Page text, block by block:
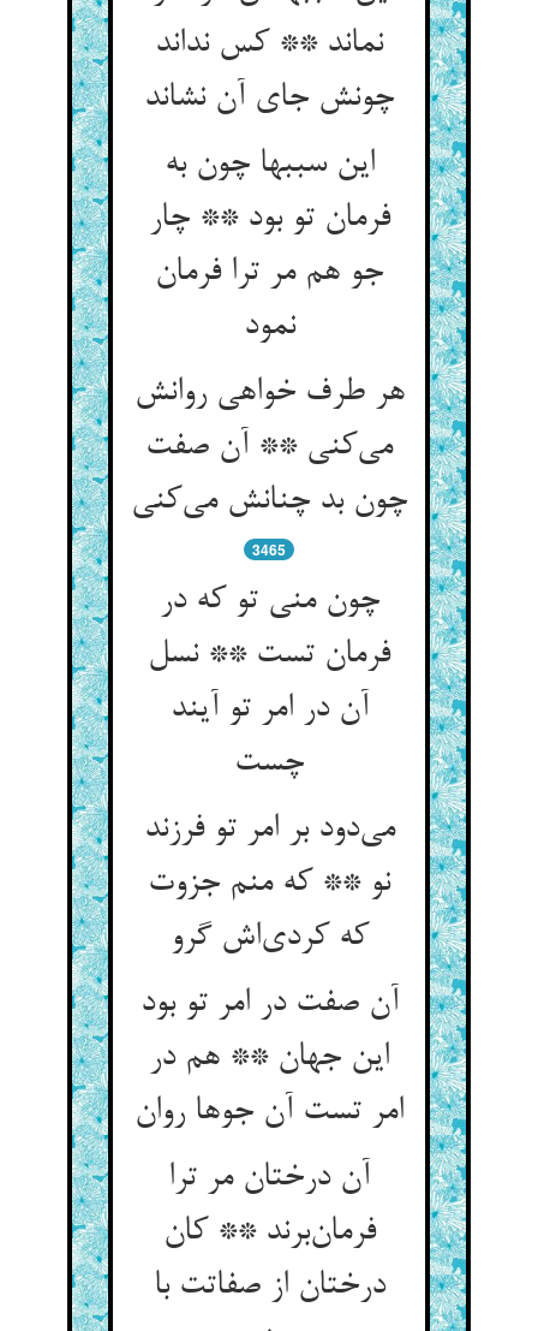
نماند ** کس نداند
چونش جای آن نشاند
این سببها چون به
فرمان تو بود ** چار
جو هم مر ترا فرمان
نمود
هر طرف خواهی روانش
می‌کنی ** آن صفت
چون بد چنانش می‌کنی
3465
چون منی تو که در
فرمان تست ** نسل
آن در امر تو آیند
چست
می‌دود بر امر تو فرزند
نو ** که منم جزوت
که کردی‌اش گرو
آن صفت در امر تو بود
این جهان ** هم در
امر تست آن جوها روان
آن درختان مر ترا
فرمان‌برند ** کان
درختان از صفاتت با